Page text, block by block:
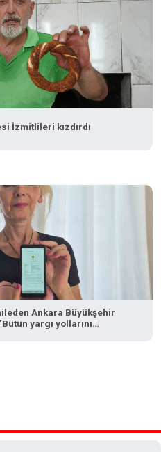
İzmitlileri kızdırdı
Ankara Büyükşehir
yargı yollarını